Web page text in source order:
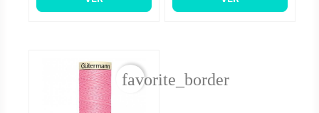
favorite_border